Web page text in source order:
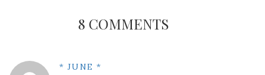
8 COMMENTS
* JUNE *